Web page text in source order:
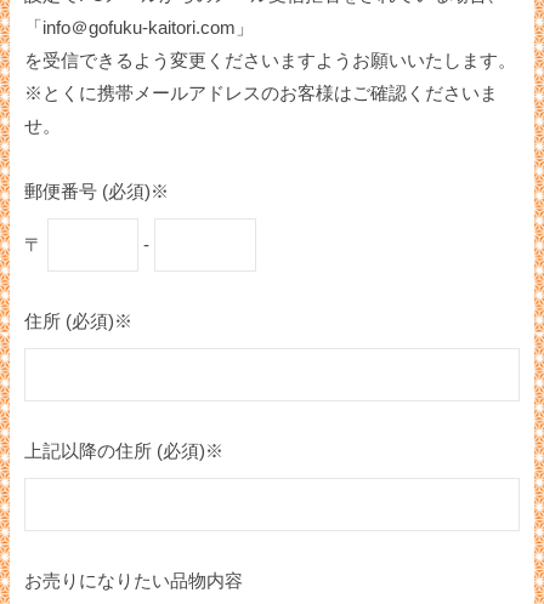
「info＠gofuku-kaitori.com」
を受信できるよう変更くださいますようお願いいたします。
※とくに携帯メールアドレスのお客様はご確認くださいま
せ。
郵便番号 (必須)※
〒 -
住所 (必須)※
上記以降の住所 (必須)※
お売りになりたい品物内容